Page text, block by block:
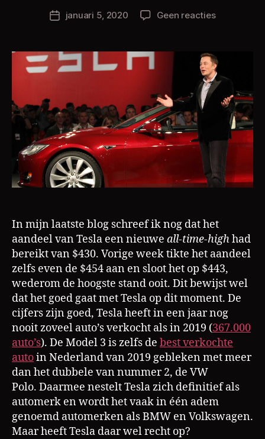
Berichtauteur
h
ri
Berichtdatum
januari 5, 2020 Geen reactiesop
Serial
met
een
missie
(deel
In mijn laatste blog schreef ik nog dat het
aandeel van Tesla een nieuwe all-time-highhad
bereikt van $430. Vorige week tikte het aandeel
zelfs even de $454 aan en sloot het op $443,
wederom de hoogste stand ooit. Dit bewijst wel
dat het goed gaat met Tesla op dit moment. De
cijfers zijn goed, Tesla heeft in een jaar nog
nooit zoveel auto’s verkocht als in 2019 (367.000
auto’s). De Model 3 is zelfs de best verkochte
autoin Nederland van 2019 gebleken met meer
dan het dubbele van nummer 2, de VW
Polo. Daarmee nestelt Tesla zich definitief als
automerk en wordt het vaak in één adem
genoemd automerken als BMW en Volkswagen.
Maar heeft Tesla daar wel recht op?